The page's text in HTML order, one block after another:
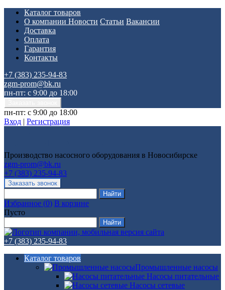
Каталог товаров
О компании Новости Статьи Вакансии
Доставка
Оплата
Гарантия
Контакты
+7 (383) 235-94-83
zgm-prom@bk.ru
пн-пт: с 9:00 до 18:00
пн-пт: с 9:00 до 18:00
Вход | Регистрация
Производство насосного оборудования в Новосибирске
zgm-prom@bk.ru
+7 (383) 235-94-83
Избранное (0) В корзине
Пусто
+7 (383) 235-94-83
Каталог товаров
Промышленные насосы
Насосы питательные
Насосы сетевые